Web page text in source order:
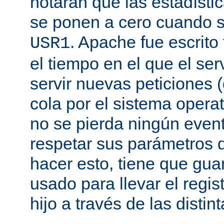
se ponen a cero cuando
USR1. Apache fue
el tiempo en el que el
servir nuevas peticiones
cola por el sistema
no se pierda ningún
respetar sus parámetros
hacer esto, tiene que
usado para llevar el
hijo a través de las